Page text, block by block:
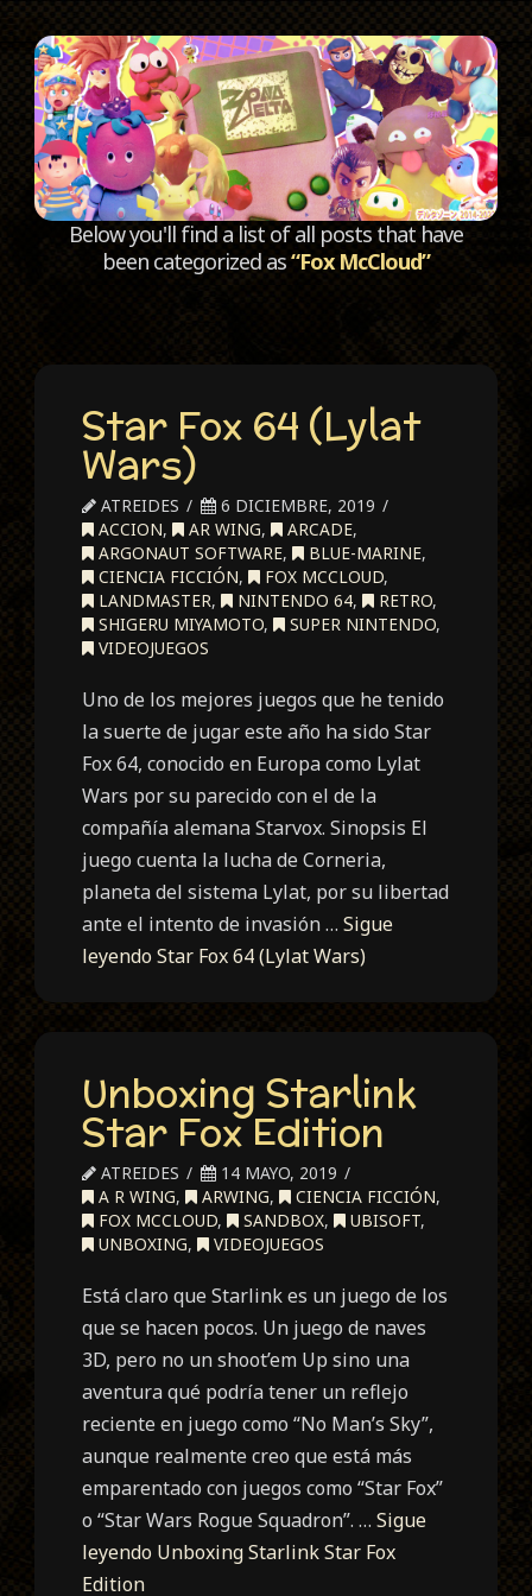
Below you'll find a list of all posts that have
been categorized as“Fox McCloud”
Star Fox 64 (Lylat
Wars)
ATREIDES
6 DICIEMBRE, 2019
ACCION, AR WING, ARCADE,
ARGONAUT SOFTWARE, BLUE-MARINE,
CIENCIA FICCIÓN, FOX MCCLOUD,
LANDMASTER, NINTENDO 64, RETRO,
SHIGERU MIYAMOTO, SUPER NINTENDO,
VIDEOJUEGOS
Uno de los mejores juegos que he tenido
la suerte de jugar este año ha sido Star
Fox 64, conocido en Europa como Lylat
Wars por su parecido con el de la
compañía alemana Starvox. Sinopsis El
juego cuenta la lucha de Corneria,
planeta del sistema Lylat, por su libertad
ante el intento de invasión …Sigue
leyendoStar Fox 64 (Lylat Wars)
Unboxing Starlink
Star Fox Edition
ATREIDES
14 MAYO, 2019
A R WING, ARWING, CIENCIA FICCIÓN,
FOX MCCLOUD, SANDBOX, UBISOFT,
UNBOXING, VIDEOJUEGOS
Está claro que Starlink es un juego de los
que se hacen pocos. Un juego de naves
3D, pero no un shoot’em Up sino una
aventura qué podría tener un reflejo
reciente en juego como “No Man’s Sky”,
aunque realmente creo que está más
emparentado con juegos como “Star Fox”
o “Star Wars Rogue Squadron”. …Sigue
leyendo Unboxing Starlink Star Fox
Edition